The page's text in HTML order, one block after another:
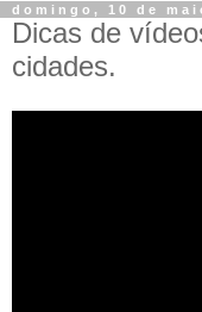
domingo, 10 de
Dicas de
cidades.